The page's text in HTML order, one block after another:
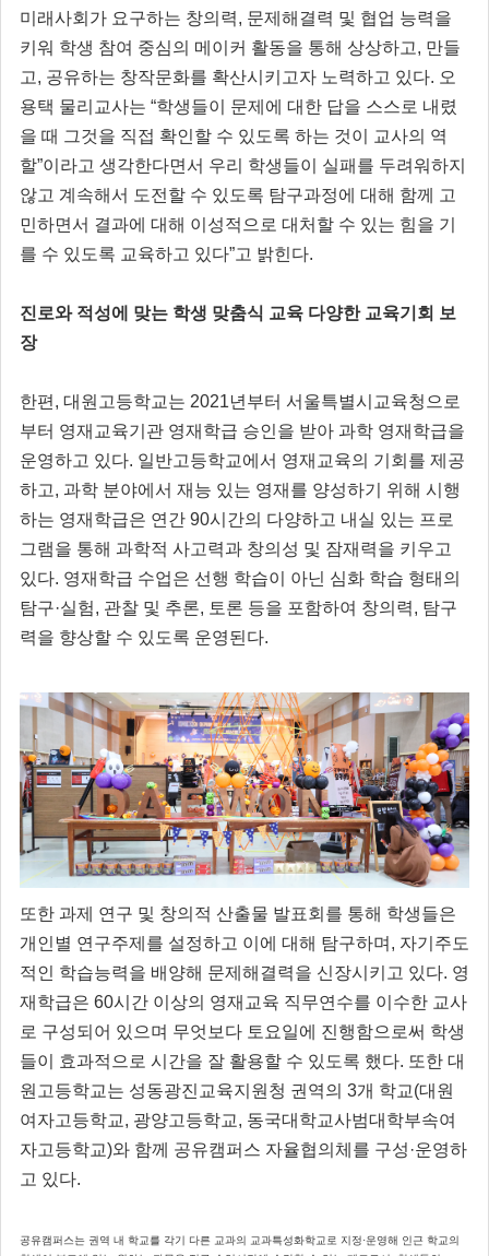
미래사회가 요구하는 창의력, 문제해결력 및 협업 능력을
키워 학생 참여 중심의 메이커 활동을 통해 상상하고, 만들
고, 공유하는 창작문화를 확산시키고자 노력하고 있다. 오
용택 물리교사는 “학생들이 문제에 대한 답을 스스로 내렸
을 때 그것을 직접 확인할 수 있도록 하는 것이 교사의 역
할”이라고 생각한다면서 우리 학생들이 실패를 두려워하지
않고 계속해서 도전할 수 있도록 탐구과정에 대해 함께 고
민하면서 결과에 대해 이성적으로 대처할 수 있는 힘을 기
를 수 있도록 교육하고 있다”고 밝힌다.
진로와 적성에 맞는 학생 맞춤식 교육 다양한 교육기회 보
장
한편, 대원고등학교는 2021년부터 서울특별시교육청으로
부터 영재교육기관 영재학급 승인을 받아 과학 영재학급을
운영하고 있다. 일반고등학교에서 영재교육의 기회를 제공
하고, 과학 분야에서 재능 있는 영재를 양성하기 위해 시행
하는 영재학급은 연간 90시간의 다양하고 내실 있는 프로
그램을 통해 과학적 사고력과 창의성 및 잠재력을 키우고
있다. 영재학급 수업은 선행 학습이 아닌 심화 학습 형태의
탐구·실험, 관찰 및 추론, 토론 등을 포함하여 창의력, 탐구
력을 향상할 수 있도록 운영된다.
또한 과제 연구 및 창의적 산출물 발표회를 통해 학생들은
개인별 연구주제를 설정하고 이에 대해 탐구하며, 자기주도
적인 학습능력을 배양해 문제해결력을 신장시키고 있다. 영
재학급은 60시간 이상의 영재교육 직무연수를 이수한 교사
로 구성되어 있으며 무엇보다 토요일에 진행함으로써 학생
들이 효과적으로 시간을 잘 활용할 수 있도록 했다. 또한 대
원고등학교는 성동광진교육지원청 권역의 3개 학교(대원
여자고등학교, 광양고등학교, 동국대학교사범대학부속여
자고등학교)와 함께 공유캠퍼스 자율협의체를 구성·운영하
고 있다.
공유캠퍼스는 권역 내 학교를 각기 다른 교과의 교과특성화학교로 지정·운영해 인근 학교의